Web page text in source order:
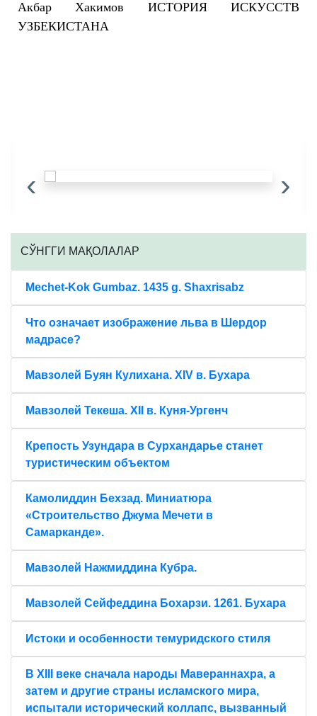
Акбар Хакимов ИСТОРИЯ ИСКУССТВ
УЗБЕКИСТАНА
‹ ›
CЎНГГИ МАҚОЛАЛАР
Mechet-Kok Gumbaz. 1435 g. Shaxrisabz
Что означает изображение льва в Шердор
мадрасе?
Мавзолей Буян Кулихана. XIV в. Бухара
Мавзолей Текеша. XII в. Куня-Ургенч
Крепость Узундара в Сурхандарье станет
туристическим объектом
Камолиддин Бехзад. Миниатюра
«Строительство Джума Мечети в
Самарканде».
Мавзолей Нажмиддина Кубра.
Мавзолей Сейфеддина Бохарзи. 1261. Бухара
Истоки и особенности темуридского стиля
В XIII веке сначала народы Мавераннахра, а
затем и другие страны исламского мира,
испытали исторический коллапс, вызванный